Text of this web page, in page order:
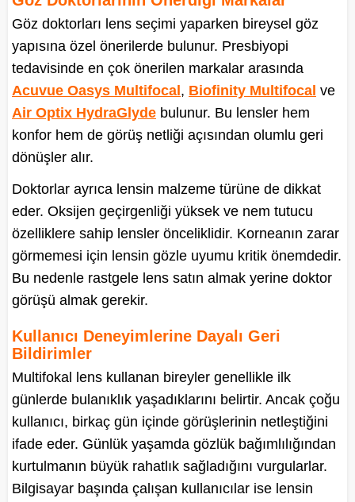
Göz doktorları lens seçimi yaparken bireysel göz
yapısına özel önerilerde bulunur. Presbiyopi
tedavisinde en çok önerilen markalar arasında
Acuvue Oasys Multifocal , Biofinity Multifocal ve
Air Optix HydraGlyde bulunur. Bu lensler hem
konfor hem de görüş netliği açısından olumlu geri
dönüşler alır.
Doktorlar ayrıca lensin malzeme türüne de dikkat
eder. Oksijen geçirgenliği yüksek ve nem tutucu
özelliklere sahip lensler önceliklidir. Korneanın zarar
görmemesi için lensin gözle uyumu kritik önemdedir.
Bu nedenle rastgele lens satın almak yerine doktor
görüşü almak gerekir.
Kullanıcı Deneyimlerine Dayalı Geri
Bildirimler
Multifokal lens kullanan bireyler genellikle ilk
günlerde bulanıklık yaşadıklarını belirtir. Ancak çoğu
kullanıcı, birkaç gün içinde görüşlerinin netleştiğini
ifade eder. Günlük yaşamda gözlük bağımlılığından
kurtulmanın büyük rahatlık sağladığını vurgularlar.
Bilgisayar başında çalışan kullanıcılar ise lensin